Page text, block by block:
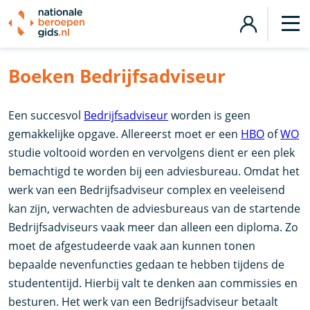
Boeken Bedrijfsadviseur
Een succesvol Bedrijfsadviseurworden is geen
gemakkelijke opgave. Allereerst moet er een HBO ofWO
studie voltooid worden en vervolgens dient er een plek
bemachtigd te worden bij een adviesbureau. Omdat het
werk van een Bedrijfsadviseur complex en veeleisend
kan zijn, verwachten de adviesbureaus van de startende
Bedrijfsadviseurs vaak meer dan alleen een diploma. Zo
moet de afgestudeerde vaak aan kunnen tonen
bepaalde nevenfuncties gedaan te hebben tijdens de
studententijd. Hierbij valt te denken aan commissies en
besturen. Het werk van een Bedrijfsadviseur betaalt